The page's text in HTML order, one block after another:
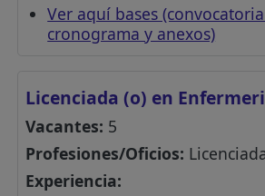
Ver aquí bases
cronograma y anexos)
Licenciada (o) en
Vacantes: 5
Profesiones/Oficios:
Experiencia: